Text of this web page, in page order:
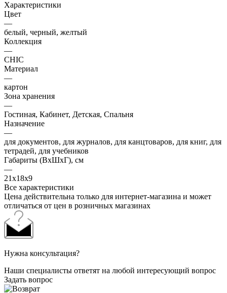
Характеристики
Цвет
—
белый, черный, желтый
Коллекция
—
CHIC
Материал
—
картон
Зона хранения
—
Гостиная, Кабинет, Детская, Спальня
Назначение
—
для документов, для журналов, для канцтоваров, для книг, для
тетрадей, для учебников
Габариты (ВхШхГ), см
—
21х18х9
Все характеристики
Цена действительна только для интернет-магазина и может
отличаться от цен в розничных магазинах
Нужна консультация?
Наши специалисты ответят на любой интересующий вопрос
Задать вопрос